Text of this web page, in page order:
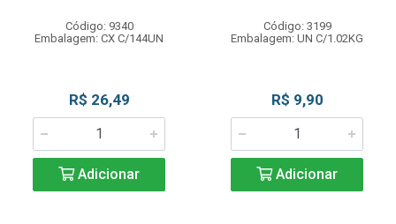
Código: 9340
Embalagem: CX C/144UN
R$ 26,49
Adicionar
Código: 3199
Embalagem: UN C/1.02KG
R$ 9,90
Adicionar